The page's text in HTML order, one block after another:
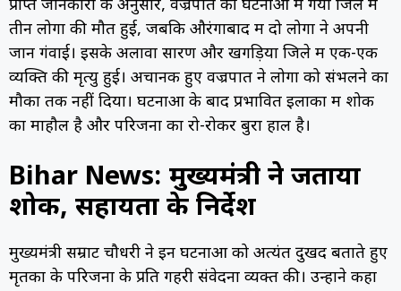
प्राप्त जानकारी के अनुसार, वज्रपात की घटनाओं में गया जिले में
तीन लोगों की मौत हुई, जबकि औरंगाबाद में दो लोगों ने अपनी
जान गंवाई। इसके अलावा सारण और खगड़िया जिले में एक-एक
व्यक्ति की मृत्यु हुई। अचानक हुए वज्रपात ने लोगों को संभलने का
मौका तक नहीं दिया। घटनाओं के बाद प्रभावित इलाकों में शोक
का माहौल है और परिजनों का रो-रोकर बुरा हाल है।
Bihar News: मुख्यमंत्री ने जताया
शोक, सहायता के निर्देश
मुख्यमंत्री सम्राट चौधरी ने इन घटनाओं को अत्यंत दुखद बताते हुए
मृतकों के परिजनों के प्रति गहरी संवेदना व्यक्त की। उन्होंने कहा